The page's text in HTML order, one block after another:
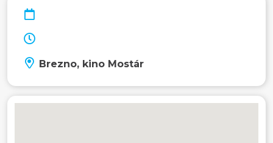
Brezno, kino Mostár